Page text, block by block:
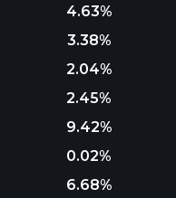
4.63%
3.38%
2.04%
2.45%
9.42%
0.02%
6.68%